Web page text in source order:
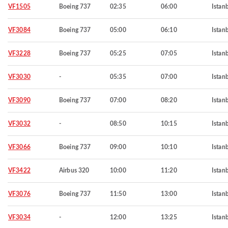
VF1505 Boeing 737 02:35 06:00
VF3084 Boeing 737 05:00 06:10
VF3228 Boeing 737 05:25 07:05
VF3030 - 05:35 07:00
VF3090 Boeing 737 07:00 08:20
VF3032 - 08:50 10:15
VF3066 Boeing 737 09:00 10:10
VF3422 Airbus 320 10:00 11:20
VF3076 Boeing 737 11:50 13:00
VF3034 - 12:00 13:25